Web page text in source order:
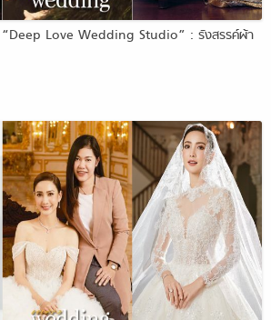
Love Wedding Studio” : รังสรรค์ผ้า